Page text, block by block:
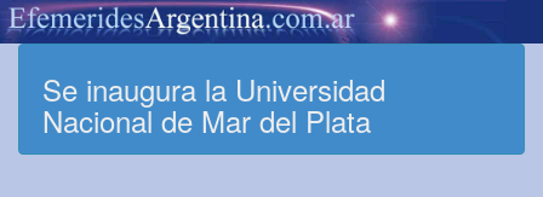
Se inaugura la Universidad
Nacional de Mar del Plata